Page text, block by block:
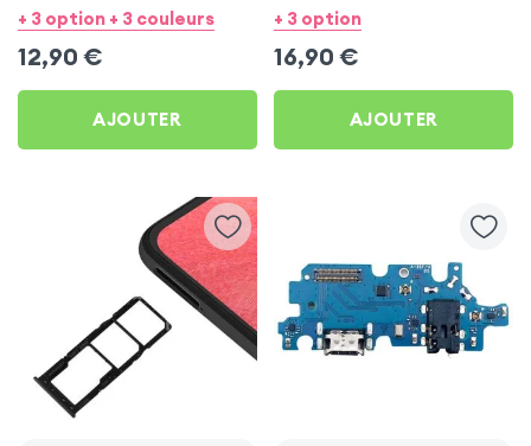
Galaxy A13
+ 3 option + 3 couleurs
12,90 €
AJOUTER
Samsung Galaxy A13
+ 3 option
16,90 €
AJOUTER